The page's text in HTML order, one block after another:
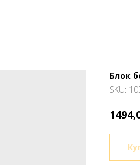
Блок
SKU: